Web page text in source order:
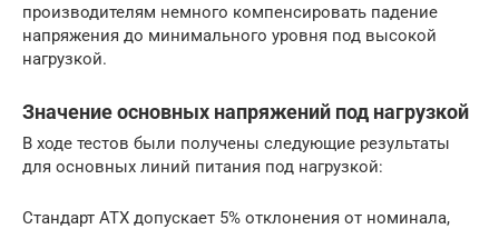
производителям немного компенсировать падение
напряжения до минимального уровня под высокой
нагрузкой.
Значение основных напряжений под нагрузкой
В ходе тестов были получены следующие результаты
для основных линий питания под нагрузкой:
Стандарт ATX допускает 5% отклонения от номинала,